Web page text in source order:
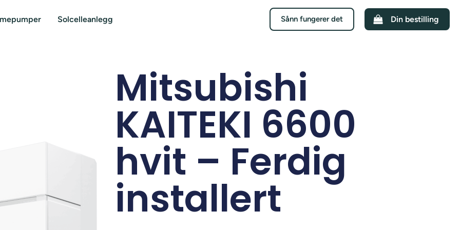
Solcelleanlegg Sånn fungerer det Din bestilling
Mitsubishi
KAITEKI 6600
hvit – Ferdig
installert